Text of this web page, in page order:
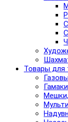
Товары для
Гамаки